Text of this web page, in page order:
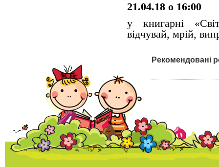
21.04.18 о 16:00
у книгарні
відчувай, мрій,
Рекомендовані